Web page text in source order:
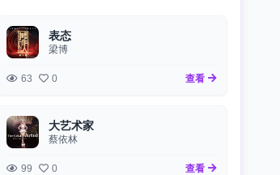
表态
梁博
63 0 查看
大艺术家
蔡依林
99 0 查看